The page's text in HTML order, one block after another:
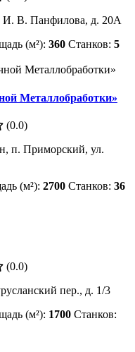
И. В. Панфилова, д. 20А
(м²): 360 Станков: 5
Металлобработки»
(0.0)
п. Приморский, ул.
(м²): 2700 Станков: 36
(0.0)
пер., д. 1/3
(м²): 1700 Станков: